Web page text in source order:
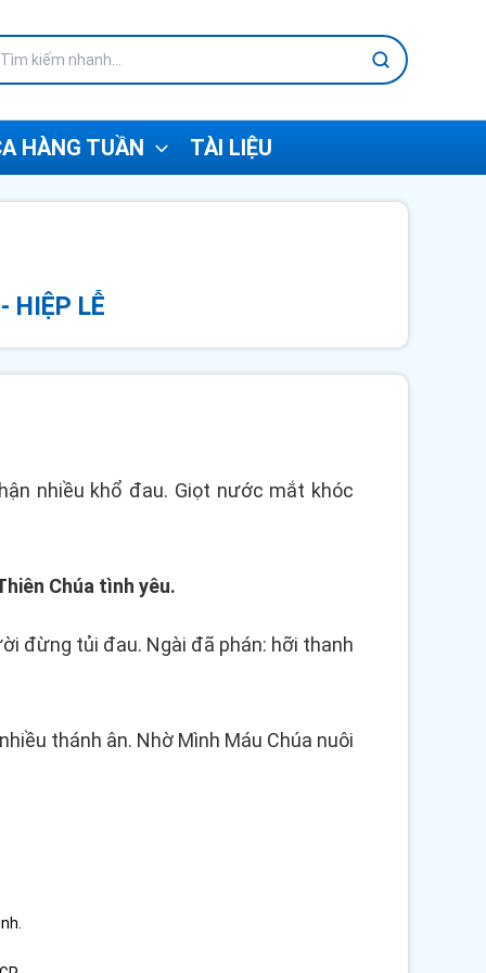
HÀNG TUẦN TÀI LIỆU
HIỆP LỄ
nhiều khổ đau. Giọt nước mắt khóc
Chúa tình yêu.
đừng tủi đau. Ngài đã phán: hỡi thanh
thánh ân. Nhờ Mình Máu Chúa nuôi